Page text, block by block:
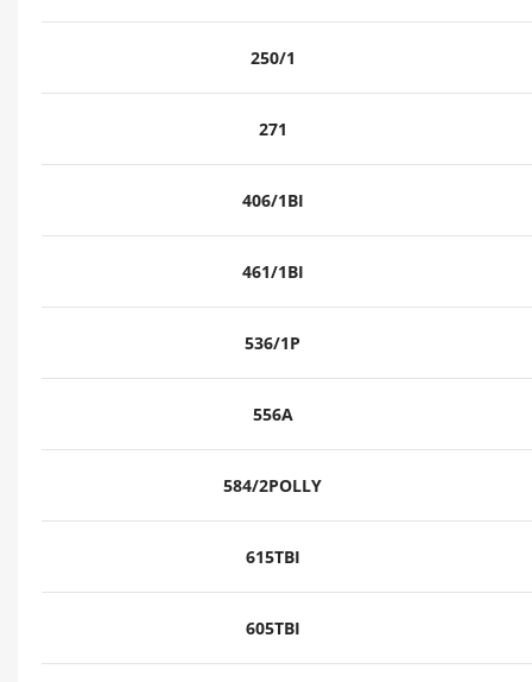
250/1
271
406/1BI
461/1BI
536/1P
556A
584/2POLLY
615TBI
605TBI